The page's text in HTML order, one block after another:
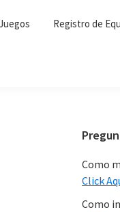
Registro de
Como
Click
Como